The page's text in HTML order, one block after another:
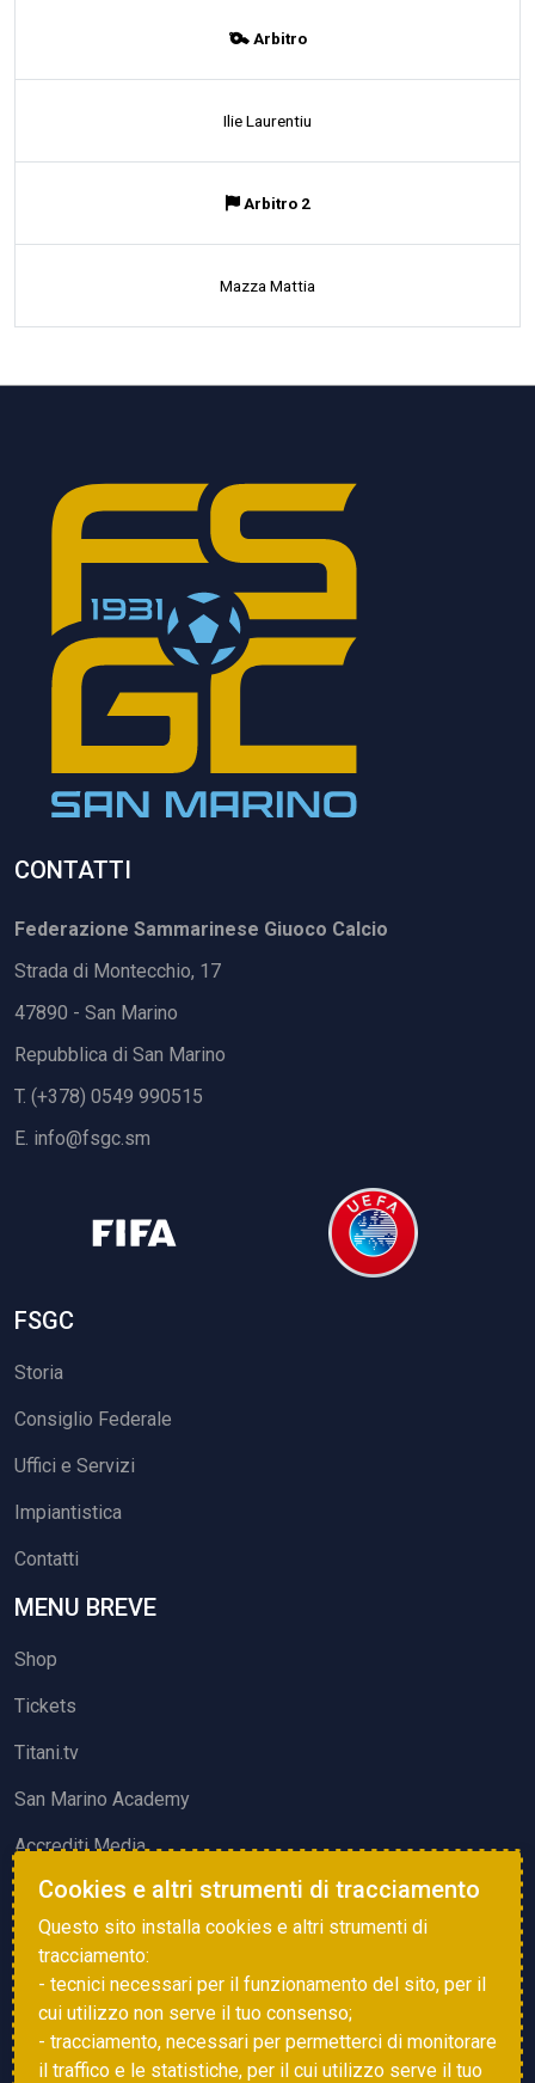
Arbitro
Ilie Laurentiu
Arbitro 2
Mazza Mattia
CONTATTI
Federazione Sammarinese Giuoco Calcio
Strada di Montecchio, 17
47890 - San Marino
Repubblica di San Marino
T. (+378) 0549 990515
E. info@fsgc.sm
FSGC
Storia
Consiglio Federale
Uffici e Servizi
Impiantistica
Contatti
MENU BREVE
Shop
Tickets
Titani.tv
San Marino Academy
Accrediti Media
ATTIVITÀ ED EVENTI
Squadre di Calcio
Associazione Sammarinese Arbitri
Vota gol e parata
Cookies e altri strumenti di tracciamento
Questo sito installa cookies e altri strumenti di
tracciamento:
- tecnici necessari per il funzionamento del sito, per il
cui utilizzo non serve il tuo consenso;
- tracciamento, necessari per permetterci di monitorare
il traffico e le statistiche, per il cui utilizzo serve il tuo